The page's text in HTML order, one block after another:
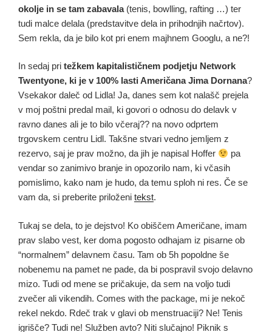
okolje in se tam zabavala(tenis, bowlling, rafting …) ter
tudi malce delala (predstavitve dela in prihodnjih načrtov).
Sem rekla, da je bilo kot pri enem majhnem Googlu, a ne?!
In sedaj pri težkem kapitalističnem podjetju Network
Twentyone, ki je v 100% lasti Američana Jima Dornana?
Vsekakor daleč od Lidla! Ja, danes sem kot nalašč prejela
v moj poštni predal mail, ki govori o odnosu do delavk v
ravno danes ali je to bilo včeraj?? na novo odprtem
trgovskem centru Lidl. Takšne stvari vedno jemljem z
rezervo, saj je prav možno, da jih je napisal Hoffer
pa
vendar so zanimivo branje in opozorilo nam, ki včasih
pomislimo, kako nam je hudo, da temu sploh ni res. Če se
vam da, si preberite priloženi tekst.
Tukaj se dela, to je dejstvo! Ko obiščem Američane, imam
prav slabo vest, ker doma pogosto odhajam iz pisarne ob
“normalnem” delavnem času. Tam ob 5h popoldne še
nobenemu na pamet ne pade, da bi pospravil svojo delavno
mizo. Tudi od mene se pričakuje, da sem na voljo tudi
zvečer ali vikendih. Comes with the package, mi je nekoč
rekel nekdo. Rdeč trak v glavi ob menstruaciji? Ne! Tenis
igrišče? Tudi ne! Služben avto? Niti slučajno! Piknik s